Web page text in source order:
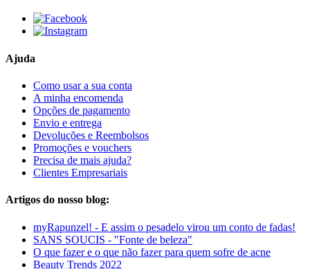
Ajuda
Como usar a sua conta
A minha encomenda
Opções de pagamento
Envio e entrega
Devoluções e Reembolsos
Promoções e vouchers
Precisa de mais ajuda?
Clientes Empresariais
Artigos do nosso blog:
myRapunzel! - E assim o pesadelo virou um conto de fadas!
SANS SOUCIS - "Fonte de beleza"
O que fazer e o que não fazer para quem sofre de acne
Beauty Trends 2022